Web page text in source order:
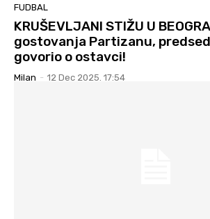
FUDBAL
KRUŠEVLJANI STIŽU U
gostovanja Partizanu,
govorio o ostavci!
Milan - 12 Dec 2025. 17:54